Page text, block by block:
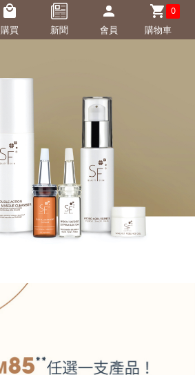
購買 新聞 會員
0
購物車